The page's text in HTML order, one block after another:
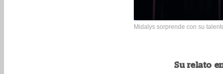
Midalys sorprende con su
Su relato